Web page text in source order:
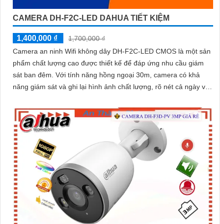
CAMERA DH-F2C-LED DAHUA TIẾT KIỆM
1,400,000 ₫
1,700,000 ₫
Camera an ninh Wifi không dây DH-F2C-LED CMOS là một sản
phẩm chất lượng cao được thiết kế để đáp ứng nhu cầu giám
sát ban đêm. Với tính năng hồng ngoại 30m, camera có khả
năng giám sát và ghi lại hình ảnh chất lượng, rõ nét cả ngày và